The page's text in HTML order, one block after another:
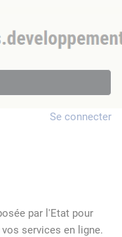
Se connecter
par l'Etat pour
services en ligne.